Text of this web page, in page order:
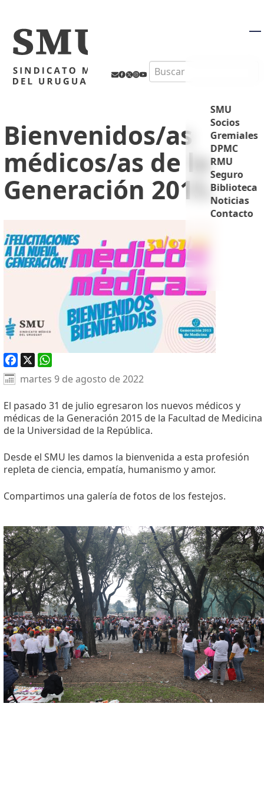
Search
SMU
Socios
Gremiales
DPMC
RMU
Seguro
Biblioteca
Noticias
Contacto
Bienvenidos/as
médicos/as de la
Generación 2015.
Facebook
X WhatsApp
martes 9 de agosto de 2022
El pasado 31 de julio egresaron los nuevos médicos y
médicas de la Generación 2015 de la Facultad de Medicina
de la Universidad de la República.
Desde el SMU les damos la bienvenida a esta profesión
repleta de ciencia, empatía, humanismo y amor.
Compartimos una galería de fotos de los festejos.